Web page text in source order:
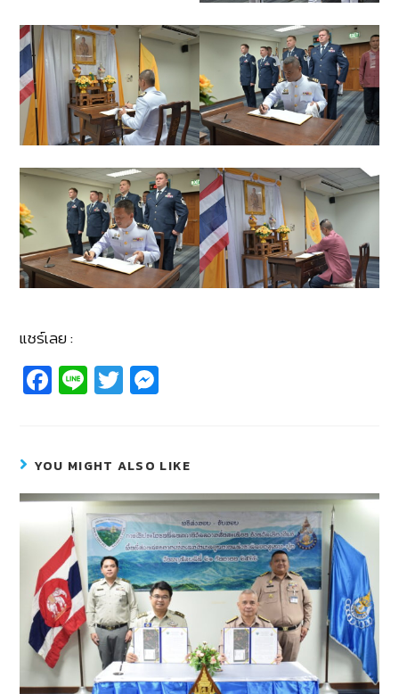
แชร์เลย :
Fa
c
b
o
o
k
Li
n
T
wi
er e
n
g
er
YOU MIGHT ALSO LIKE